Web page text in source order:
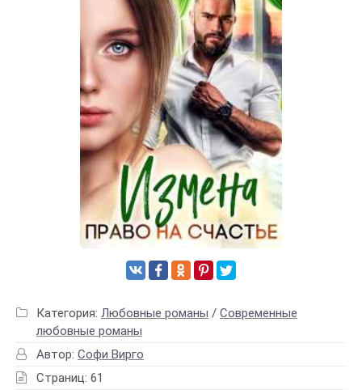
Категория: Любовные романы / Современные
любовные романы
Автор: Софи Вирго
Страниц: 61